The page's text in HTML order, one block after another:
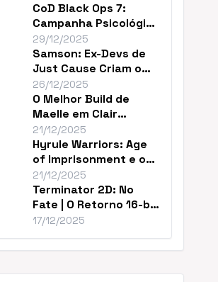
CoD Black Ops 7:
Campanha Psicológica
e Continuidade em
2035
29/12/2025
Samson: Ex-Devs de
Just Cause Criam o
‘Mad Max…Payne’
26/12/2025
O Melhor Build de
Maelle em Clair
Obscur (DPS Máximo)
21/12/2025
Hyrule Warriors: Age
of Imprisonment e o
Cânone de Zelda
21/12/2025
Terminator 2D: No
Fate | O Retorno 16-bit
Perfeito de T2
17/12/2025